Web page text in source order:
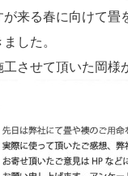
が来る春に向けて
した。
工させて頂いた岡